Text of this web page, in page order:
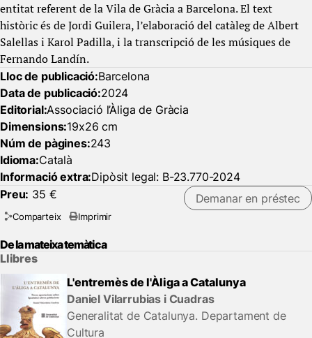
entitat referent de la Vila de Gràcia a Barcelona. El text
històric és de Jordi Guilera, l’elaboració del catàleg de Albert
Salellas i Karol Padilla, i la transcripció de les músiques de
Fernando Landín.
Lloc de publicació:Barcelona
Data de publicació:2024
Editorial:Associació l’Àliga de Gràcia
Dimensions:19x26 cm
Núm de pàgines:243
Idioma:Català
Informació extra:Dipòsit legal: B-23.770-2024
Preu: 35 € Demanar en préstec
Comparteix Imprimir
De la mateixa temàtica
Llibres
L'entremès de l'Àliga a Catalunya
Daniel Vilarrubias i Cuadras
Generalitat de Catalunya. Departament de
Cultura